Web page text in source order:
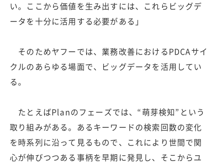
い。ここから価値を生み出すには、これらビッグデ
ータを十分に活用する必要がある」
そのためヤフーでは、業務改善におけるPDCAサイ
クルのあらゆる場面で、ビッグデータを活用してい
る。
たとえばPlanのフェーズでは、“萌芽検知”という
取り組みがある。あるキーワードの検索回数の変化
を時系列に沿って見るもので、これにより世間で関
心が伸びつつある事柄を早期に発見し、そこからユ